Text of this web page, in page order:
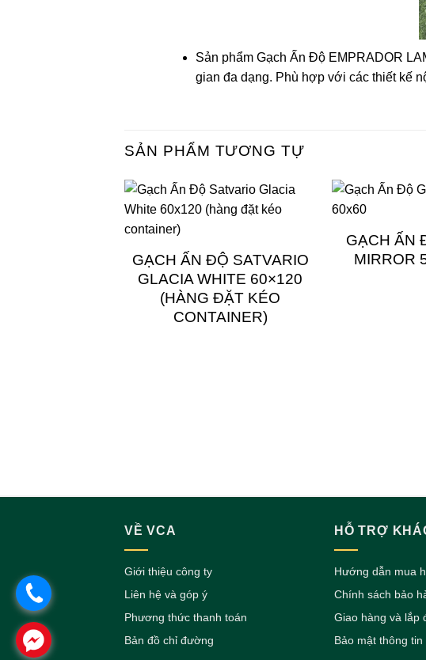
Sản phẩm Gạch Ấn Độ EMPRADOR
gian đa dạng. Phù hợp với các thiết kế
SẢN PHẨM TƯƠNG TỰ
GẠCH ẤN ĐỘ SATVARIO
GLACIA WHITE 60×120
(HÀNG ĐẶT KÉO
CONTAINER)
GẠCH ẤN
MIRROR
VỀ VCA
Giới thiệu công ty
Liên hệ và góp ý
Phương thức thanh toán
Bản đồ chỉ đường
HỖ TRỢ
Hướng dẫn mua
Chính sách bảo
Giao hàng và lắp
Bảo mật thông tin
.
.